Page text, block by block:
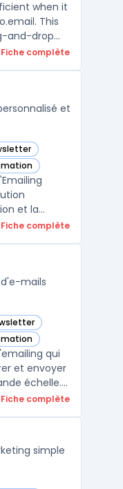
when it
This
and-drop
friendly. It is
has a l ...
Fiche complète
et
et la
de premi
Fiche complète
mails
qui
et envoyer
échelle.
résultats
Fiche complète
simple